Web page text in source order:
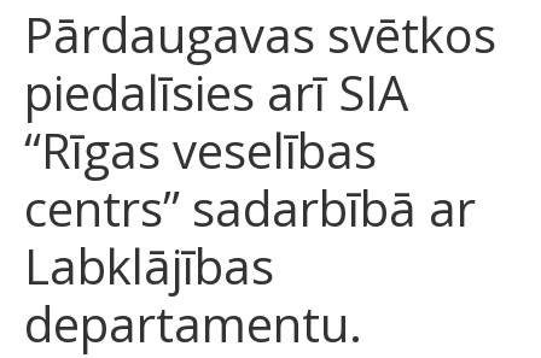
Pārdaugavas svētkos
piedalīsies arī SIA
“Rīgas veselības
centrs” sadarbībā ar
Labklājības
departamentu.